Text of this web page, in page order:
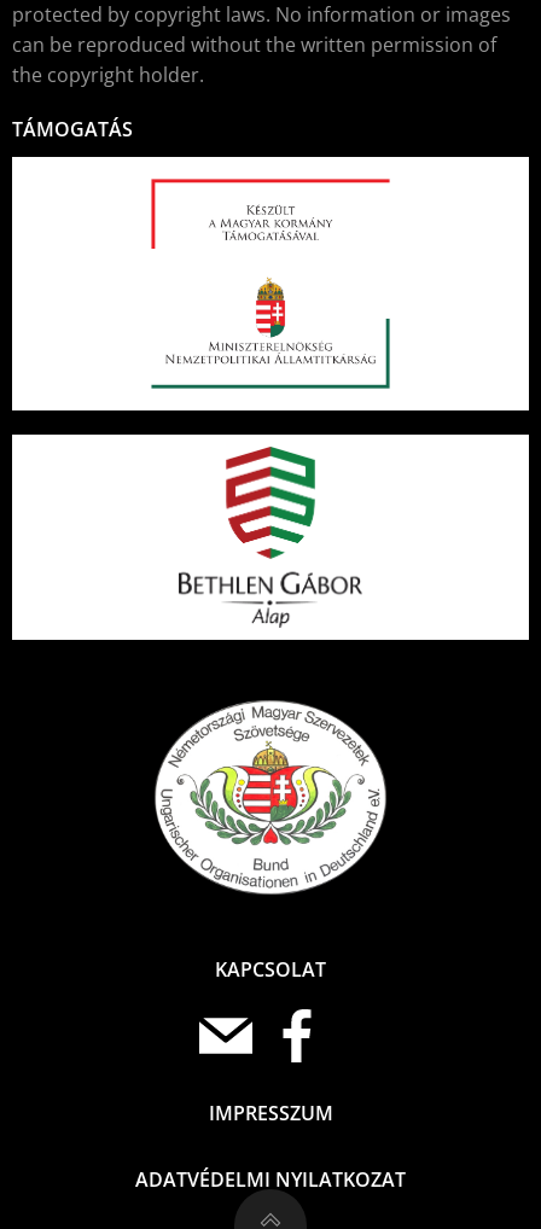
protected by copyright laws. No information or images
can be reproduced without the written permission of
the copyright holder.
TÁMOGATÁS
KAPCSOLAT
IMPRESSZUM
ADATVÉDELMI NYILATKOZAT